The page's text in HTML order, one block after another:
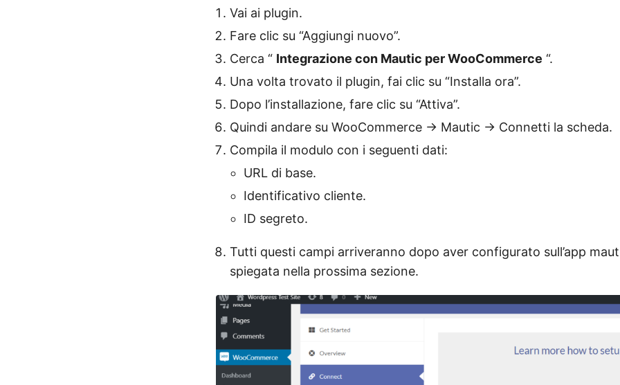
Vai ai plugin.
Fare clic su “Aggiungi nuovo”.
Cerca “ Integrazione con Mautic per WooCommerce “.
Una volta trovato il plugin, fai clic su “Installa ora”.
Dopo l’installazione, fare clic su “Attiva”.
Quindi andare su WooCommerce -> Mautic -> Connetti la scheda.
Compila il modulo con i seguenti dati:
URL di base.
Identificativo cliente.
ID segreto.
Tutti questi campi arriveranno dopo aver configurato sull’app
spiegata nella prossima sezione.